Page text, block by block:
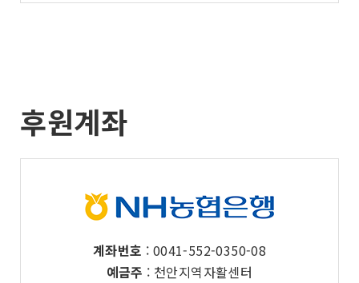
후원계좌
계좌번호 : 0041-552-0350-08
예금주 : 천안지역자활센터